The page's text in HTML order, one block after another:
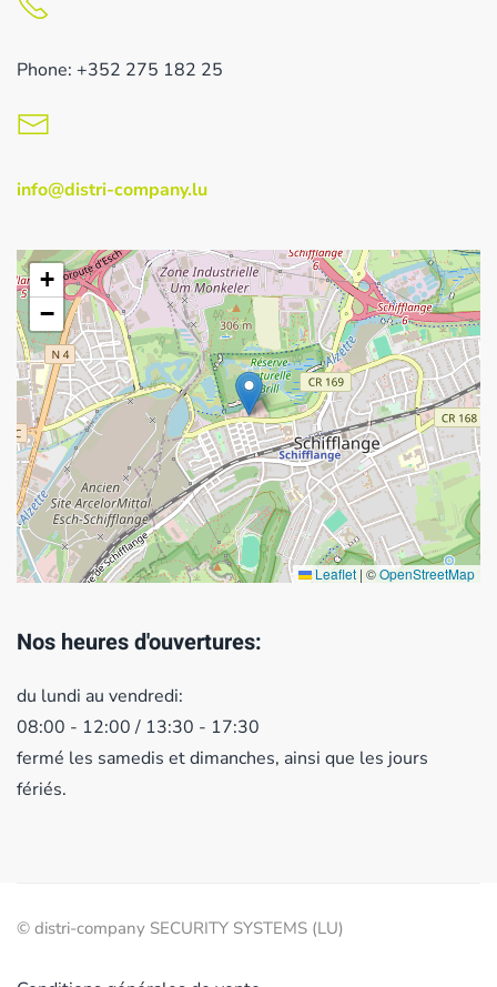
Phone: +352 275 182 25
info@distri-company.lu
+
−
Leaflet | ©OpenStreetMap
Nos heures d'ouvertures:
du lundi au vendredi:
08:00 - 12:00 / 13:30 - 17:30
fermé les samedis et dimanches, ainsi que les jours
fériés.
© distri-company SECURITY SYSTEMS (LU)